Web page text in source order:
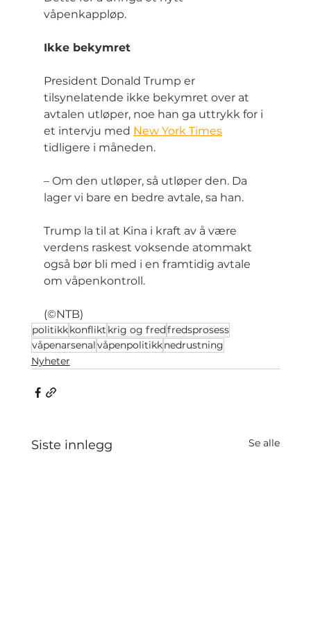
våpenkappløp.
Ikke bekymret
President Donald Trump er
tilsynelatende ikke bekymret over at
avtalen utløper, noe han ga uttrykk for i
et intervju med New York Times
tidligere i måneden.
– Om den utløper, så utløper den. Da
lager vi bare en bedre avtale, sa han.
Trump la til at Kina i kraft av å være
verdens raskest voksende atommakt
også bør bli med i en framtidig avtale
om våpenkontroll.
(©NTB)
politikkkonflikt krig og fredfredsprosess
våpenarsenalvåpenpolitikknedrustning
Nyheter
Siste innlegg Se alle